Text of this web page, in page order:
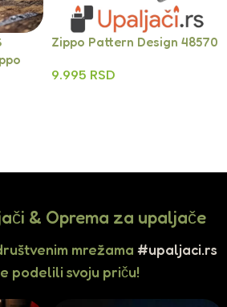
Zippo Pattern Design 48570
9.995 RSD
& Oprema za upaljače
mrežama #upaljaci.rs
podelili svoju priču!